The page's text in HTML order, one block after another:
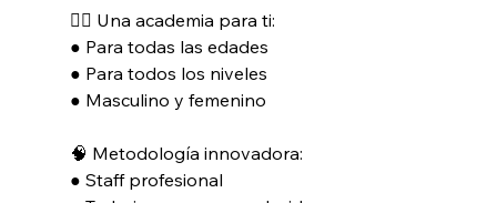
👍🏻 Una academia para ti:
● Para todas las edades
● Para todos los niveles
● Masculino y femenino
🧠 Metodología innovadora:
● Staff profesional